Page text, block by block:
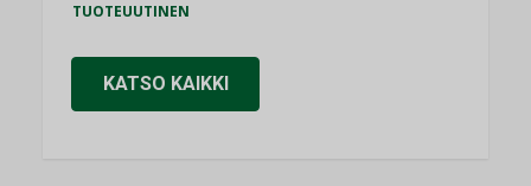
TUOTEUUTINEN
KATSO KAIKKI